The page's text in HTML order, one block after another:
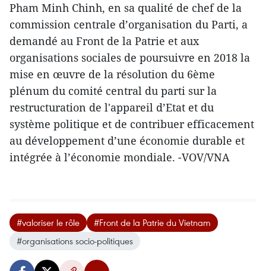
Pham Minh Chinh, en sa qualité de chef de la
commission centrale d’organisation du Parti, a
demandé au Front de la Patrie et aux
organisations sociales de poursuivre en 2018 la
mise en œuvre de la résolution du 6ème
plénum du comité central du parti sur la
restructuration de l'appareil d’Etat et du
système politique et de contribuer efficacement
au développement d’une économie durable et
intégrée à l’économie mondiale. -VOV/VNA
#valoriser le rôle
#Front de la Patrie du Vietnam
#organisations socio-politiques